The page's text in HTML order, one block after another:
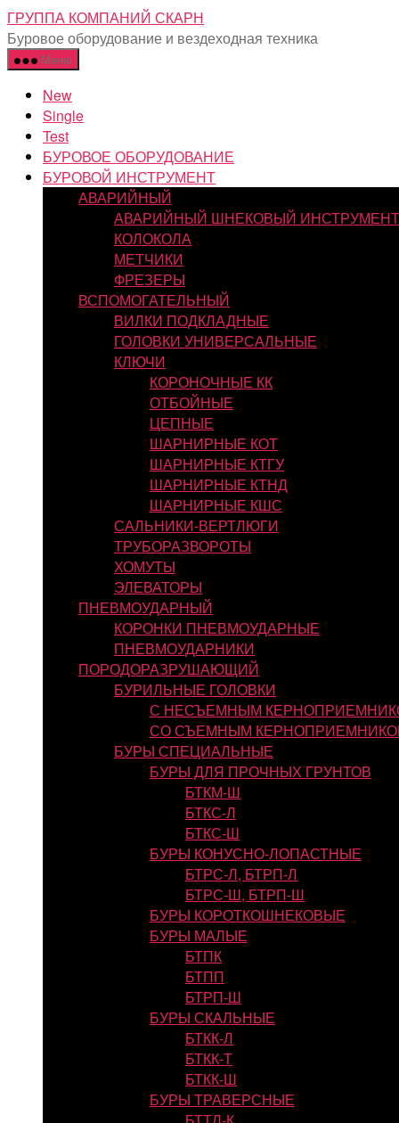
Перейти
к
содержимому
ГРУППА КОМПАНИЙ СКАРН
Буровое оборудование и вездеходная техника
Меню
New
Single
Test
БУРОВОЕ ОБОРУДОВАНИЕ
БУРОВОЙ ИНСТРУМЕНТ
АВАРИЙНЫЙ
АВАРИЙНЫЙ ШНЕКОВЫЙ ИНСТРУМЕНТ
КОЛОКОЛА
МЕТЧИКИ
ФРЕЗЕРЫ
ВСПОМОГАТЕЛЬНЫЙ
ВИЛКИ ПОДКЛАДНЫЕ
ГОЛОВКИ УНИВЕРСАЛЬНЫЕ
КЛЮЧИ
КОРОНОЧНЫЕ КК
ОТБОЙНЫЕ
ЦЕПНЫЕ
ШАРНИРНЫЕ КОТ
ШАРНИРНЫЕ КТГУ
ШАРНИРНЫЕ КТНД
ШАРНИРНЫЕ КШС
САЛЬНИКИ-ВЕРТЛЮГИ
ТРУБОРАЗВОРОТЫ
ХОМУТЫ
ЭЛЕВАТОРЫ
ПНЕВМОУДАРНЫЙ
КОРОНКИ ПНЕВМОУДАРНЫЕ
ПНЕВМОУДАРНИКИ
ПОРОДОРАЗРУШАЮЩИЙ
БУРИЛЬНЫЕ ГОЛОВКИ
С НЕСЪЕМНЫМ
СО СЪЕМНЫМ
БУРЫ СПЕЦИАЛЬНЫЕ
БУРЫ ДЛЯ ПРОЧНЫХ ГРУНТОВ
БТКМ-Ш
БТКС-Л
БТКС-Ш
БУРЫ КОНУСНО-ЛОПАСТНЫЕ
БТРС-Л, БТРП-Л
БТРС-Ш, БТРП-Ш
БУРЫ КОРОТКОШНЕКОВЫЕ
БУРЫ МАЛЫЕ
БТПК
БТПП
БТРП-Ш
БУРЫ СКАЛЬНЫЕ
БТКК-Л
БТКК-Т
БТКК-Ш
БУРЫ ТРАВЕРСНЫЕ